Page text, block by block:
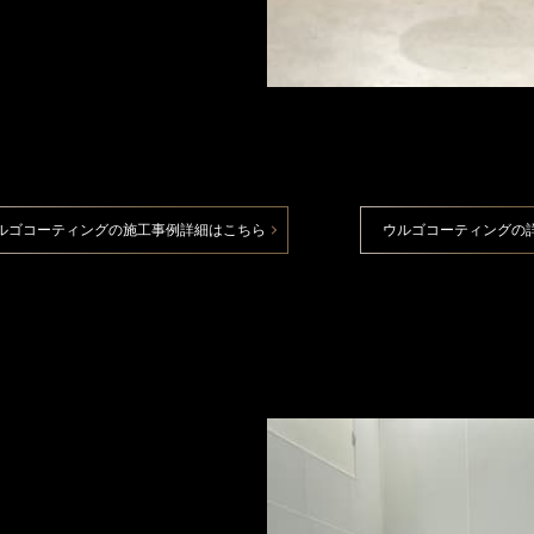
ゴコーティングの施工事例詳細はこちら ウルゴコーティングの